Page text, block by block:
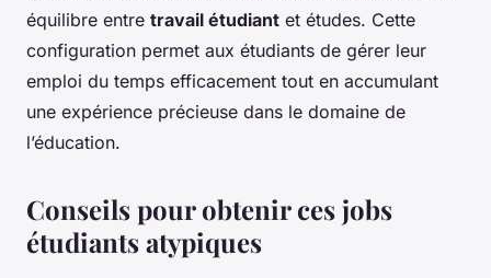
équilibre entre travail étudiant et études. Cette
configuration permet aux étudiants de gérer leur
emploi du temps efficacement tout en accumulant
une expérience précieuse dans le domaine de
l’éducation.
Conseils pour obtenir ces jobs
étudiants atypiques